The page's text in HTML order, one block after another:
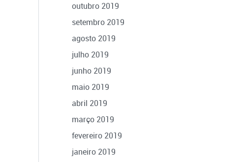
outubro 2019
setembro 2019
agosto 2019
julho 2019
junho 2019
maio 2019
abril 2019
março 2019
fevereiro 2019
janeiro 2019